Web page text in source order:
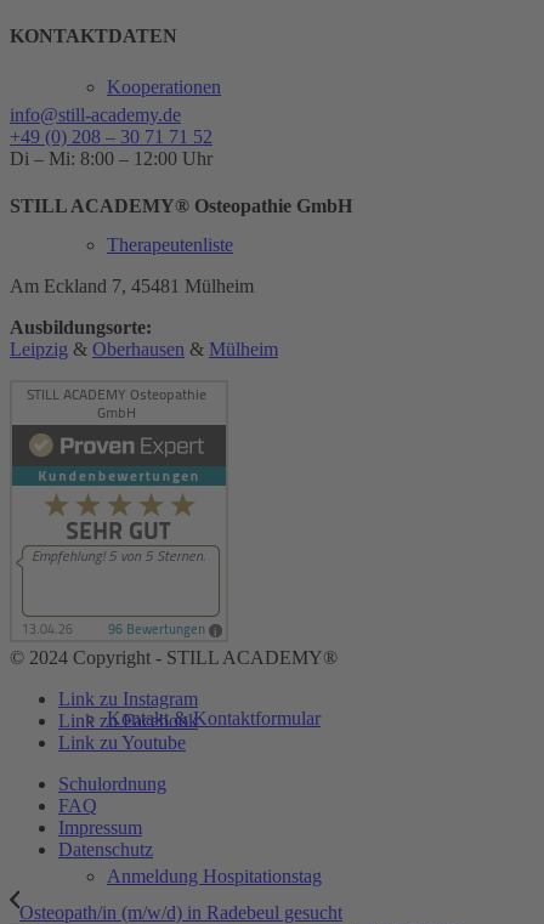
Kooperationen
Therapeutenliste
Stellenangebote
Kontakt
Kontakt & Kontaktformular
Anmeldung Hospitationstag
KONTAKTDATEN
info@still-academy.de
+49 (0) 208 – 30 71 71 52
Di – Mi: 8:00 – 12:00 Uhr
STILL ACADEMY® Osteopathie GmbH
Am Eckland 7, 45481 Mülheim
Ausbildungsorte:
Leipzig & Oberhausen & Mülheim
© 2024 Copyright - STILL ACADEMY®
Link zu Instagram
Link zu Facebook
Link zu Youtube
Schulordnung
FAQ
Impressum
Datenschutz
Osteopath/in (m/w/d) in Radebeul gesucht